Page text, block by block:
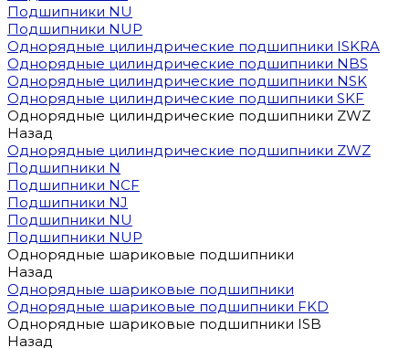
Подшипники NU
Подшипники NUP
Однорядные цилиндрические подшипники ISKRA
Однорядные цилиндрические подшипники NBS
Однорядные цилиндрические подшипники NSK
Однорядные цилиндрические подшипники SKF
Однорядные цилиндрические подшипники ZWZ
Назад
Однорядные цилиндрические подшипники ZWZ
Подшипники N
Подшипники NCF
Подшипники NJ
Подшипники NU
Подшипники NUP
Однорядные шариковые подшипники
Назад
Однорядные шариковые подшипники
Однорядные шариковые подшипники FKD
Однорядные шариковые подшипники ISB
Назад